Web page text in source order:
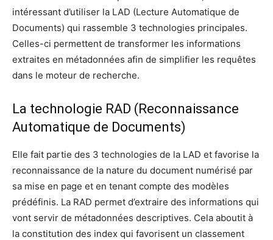
intéressant d’utiliser la LAD (Lecture Automatique de
Documents) qui rassemble 3 technologies principales.
Celles-ci permettent de transformer les informations
extraites en métadonnées afin de simplifier les requêtes
dans le moteur de recherche.
La technologie RAD (Reconnaissance
Automatique de Documents)
Elle fait partie des 3 technologies de la LAD et favorise la
reconnaissance de la nature du document numérisé par
sa mise en page et en tenant compte des modèles
prédéfinis. La RAD permet d’extraire des informations qui
vont servir de métadonnées descriptives. Cela aboutit à
la constitution des index qui favorisent un classement